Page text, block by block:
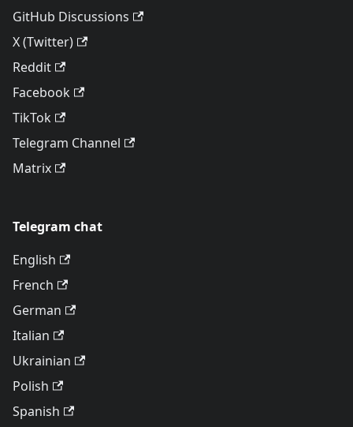
GitHub Discussions
X (Twitter)
Reddit
Facebook
TikTok
Telegram Channel
Matrix
Telegram chat
English
French
German
Italian
Ukrainian
Polish
Spanish